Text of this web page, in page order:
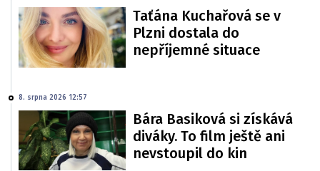
Taťána Kuchařová se v
Plzni dostala do
nepříjemné situace
8. srpna 2026 12:57
Bára Basiková si získává
diváky. To film ještě ani
nevstoupil do kin